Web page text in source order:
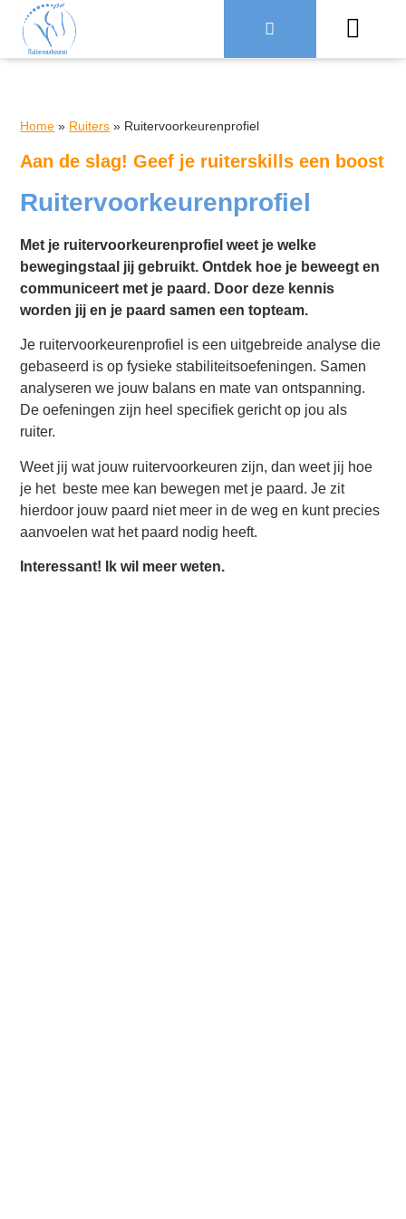
Home » Ruiters » Ruitervoorkeurenprofiel
Aan de slag! Geef je ruiterskills een boost
Ruitervoorkeurenprofiel
Met je ruitervoorkeurenprofiel weet je welke
bewegingstaal jij gebruikt. Ontdek hoe je beweegt en
communiceert met je paard. Door deze kennis
worden jij en je paard samen een topteam.
Je ruitervoorkeurenprofiel is een uitgebreide analyse die
gebaseerd is op fysieke stabiliteitsoefeningen. Samen
analyseren we jouw balans en mate van ontspanning.
De oefeningen zijn heel specifiek gericht op jou als
ruiter.
Weet jij wat jouw ruitervoorkeuren zijn, dan weet jij hoe
je het beste mee kan bewegen met je paard. Je zit
hierdoor jouw paard niet meer in de weg en kunt precies
aanvoelen wat het paard nodig heeft.
Interessant! Ik wil meer weten.